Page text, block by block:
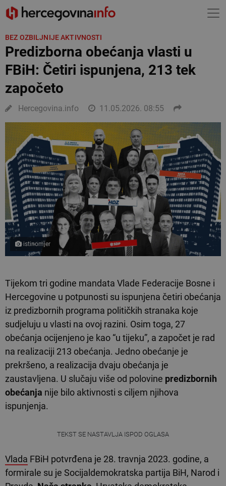
BEZ OZBILJNIJE AKTIVNOSTI
Predizborna obećanja vlasti u
FBiH: Četiri ispunjena, 213 tek
započeto
Hercegovina.info 11.05.2026. 08:55
istinomjer
Tijekom tri godine mandata Vlade Federacije Bosne i
Hercegovine u potpunosti su ispunjena četiri obećanja
iz predizbornih programa političkih stranaka koje
sudjeluju u vlasti na ovoj razini. Osim toga, 27
obećanja ocijenjeno je kao “u tijeku”, a započet je rad
na realizaciji 213 obećanja. Jedno obećanje je
prekršeno, a realizacija dvaju obećanja je
zaustavljena. U slučaju više od polovine predizbornih
obećanja nije bilo aktivnosti s ciljem njihova
ispunjenja.
TEKST SE NASTAVLJA ISPOD OGLASA
Vlada FBiH potvrđena je 28. travnja 2023. godine, a
formirale su je Socijaldemokratska partija BiH, Narod i